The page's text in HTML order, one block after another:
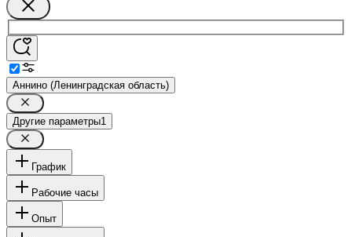
Аннино (Ленинградская область)
Другие параметры1
График
Рабочие часы
Опыт